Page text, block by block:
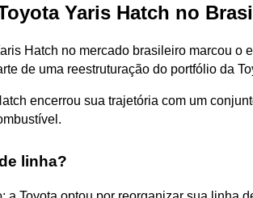
Yaris Hatch no
Hatch no mercado brasileiro marcou
de uma reestruturação do portfólio da
encerrou sua trajetória com um
linha?